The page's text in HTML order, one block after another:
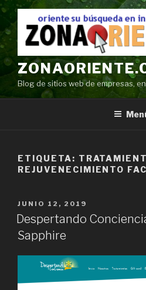
Ir
contenido
Blog de sitios web de empresas,
ETIQUETA:
REJUVENECIMIENTO
POSTED
ON
JUNIO 12, 2019
Despertando
Sapphire